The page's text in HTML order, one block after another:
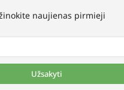
naujienas pirmieji
Užsakyti